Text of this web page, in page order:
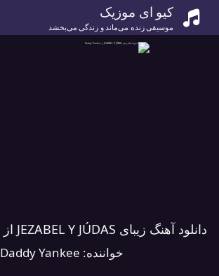
کیو ای موزیک
موسیقی زنده می‌ماند و زندگی می‌بخشد
دانلود آهنگ زیبای JEZABEL Y JÚDAS از Daddy Yankee
خواننده: Daddy Yankee